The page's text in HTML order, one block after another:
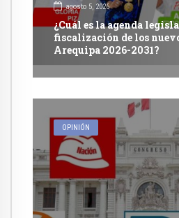
agosto 5, 2026
¿Cuál es la agenda
fiscalización de los
Arequipa 2026-2031?
OPINIÓN